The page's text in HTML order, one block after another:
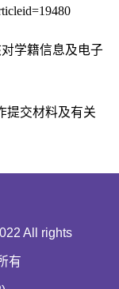
学籍信息及电子
提交材料及有关
All rights
版权所有